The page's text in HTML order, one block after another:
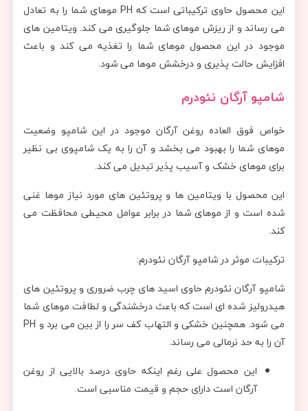
این محصول حاوی ترکیباتی است که PH موهای شما را به تعادل
می رساند و از ریزش موهای شما جلوگیری می کند. ویتامین های
موجود در این محصول موهای شما را تغذیه می کند و باعث
افزایش حالت پذیری و درخشش موها می شود.
شامپو آرگان نئودرم
خواص فوق العاده روغن آرگان موجود در این شامپو وضعیت
موهای شما را بهبود می بخشد و آن را به یک شامپوی بی نظیر
برای موهای خشک و آسیب پذیر تبدیل می کند.
این محصول با ویتامین ها و پروتئین های مورد نیاز موها غنی
شده است و از موهای شما در برابر عوامل محیطی محافظت می
کند.
ترکیبات موثر در شامپو آرگان نئودرم:
شامپو آرگان نئودرم حاوی اسید های چرب ضروری و پروتئین های
هیدرولیز شده ای است که باعث درخشندگی و لطافت موهای شما
می شود. همچنین خشکی و التهاب کف سر را از بین می برد و PH
آن را به حد نرمالی می رساند.
این محصول علی رغم اینکه حاوی درصد بالایی از روغن
آرگان است دارای حجم و قیمت مناسبی است.